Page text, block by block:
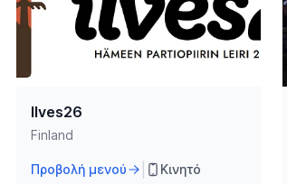
Ilves26
Finland
Προβολή μενού Κινητό